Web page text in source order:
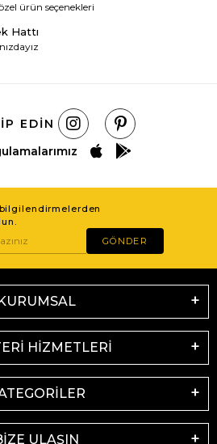
ürün seçenekleri
Hattı
EDIN
GÖNDER
HİZMETLERİ
ULAŞIN